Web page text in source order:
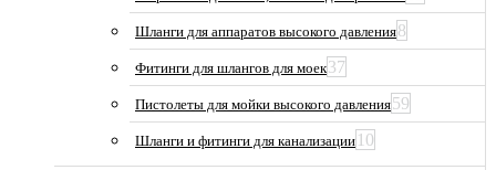
Шланги для аппаратов высокого давления8
Фитинги для шлангов для моек37
Пистолеты для мойки высокого давления59
Шланги и фитинги для канализации 10